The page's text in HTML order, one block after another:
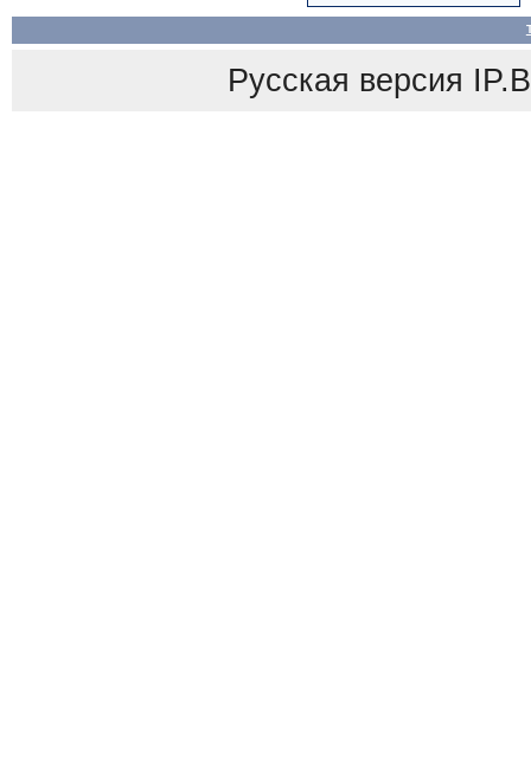
Русская версия